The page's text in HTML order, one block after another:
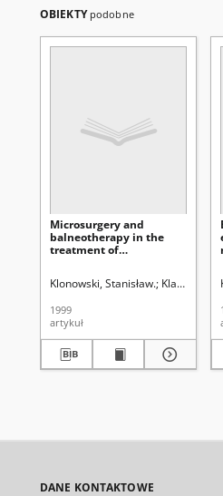
OBIEKTY podobne
Microsurgery and
balneotherapy in the
treatment of
Klonowski, Stanisław. Klatka,
1999
artykuł
DANE KONTAKTOWE